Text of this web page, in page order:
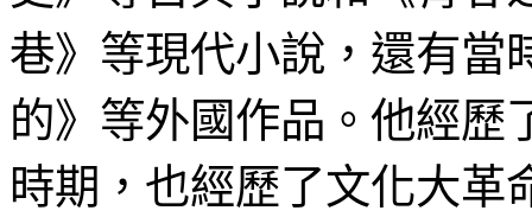
巷》等現代小說，還有當
的》等外國作品。他經歷
時期，也經歷了文化大革